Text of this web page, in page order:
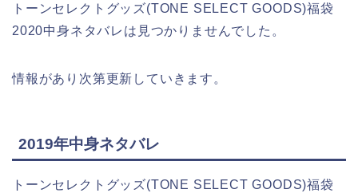
トーンセレクトグッズ(TONE SELECT GOODS)福袋
2020中身ネタバレは見つかりませんでした。
情報があり次第更新していきます。
2019年中身ネタバレ
トーンセレクトグッズ(TONE SELECT GOODS)福袋